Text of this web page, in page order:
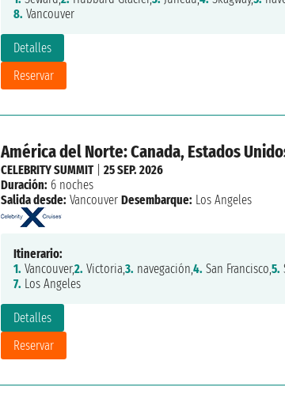
Detalles
Reservar
8. Vancouver
América del Norte: Canada, Estados
Detalles
Reservar
CELEBRITY SUMMIT| 25 SEP. 2026
Duración: 6 noches
Salida desde: Vancouver Desembarque: Los Angeles
Itinerario:
1. Vancouver,2. Victoria,3. navegación,4. San Francisco,5.
7. Los Angeles